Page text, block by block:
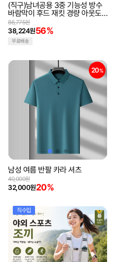
(직구)남녀공용 3중 기능성 방수
바람막이 후드 재킷 경량 아웃도
어 점퍼
38,224원56%
86,775원
무료배송
20%
남성 여름 반팔 카라 셔츠
32,000원20%
40,000원
직수입